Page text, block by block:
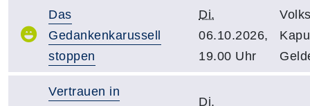
Das
Gedankenkarussell
stoppen
Di.
06.10.2026,
19.00 Uhr
Vertrauen in
Di.